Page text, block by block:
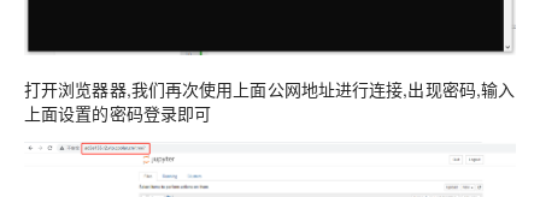
打开浏览器器,我们再次使用上面公网地址进行连接,出现密码,输入
上面设置的密码登录即可